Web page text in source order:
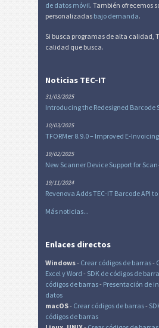
de datos móvil. También ofrecemos
personalizadas bajo demanda.
Si busca programas de alta calidad,
calidad que busca.
Noticias TEC-IT
31/03/2025
Introducing the Redesigned Barcode
10/03/2025
TFORMer 8.9.0 – Improved E-
19/02/2025
New Scanner Device Support for
19/11/2024
Revenova Adds TEC-IT Barcode API
Más noticias...
Enlaces directos
Windows- Crear códigos de barras-
Excely Word - SDK de códigos de
códigos de barras- Presentación de
datos
macOS- Crear códigos de barras-
códigos de barras